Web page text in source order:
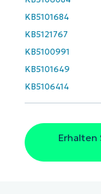
KB5101684
KB5121767
KB5100991
KB5101649
KB5106414
Erhalten
Phone
number*
Land
Company